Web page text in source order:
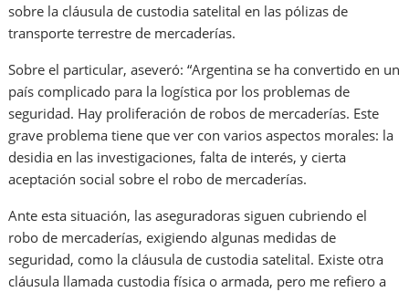
sobre la cláusula de custodia satelital en las pólizas de
transporte terrestre de mercaderías.
Sobre el particular, aseveró: “Argentina se ha convertido en un
país complicado para la logística por los problemas de
seguridad. Hay proliferación de robos de mercaderías. Este
grave problema tiene que ver con varios aspectos morales: la
desidia en las investigaciones, falta de interés, y cierta
aceptación social sobre el robo de mercaderías.
Ante esta situación, las aseguradoras siguen cubriendo el
robo de mercaderías, exigiendo algunas medidas de
seguridad, como la cláusula de custodia satelital. Existe otra
cláusula llamada custodia física o armada, pero me refiero a